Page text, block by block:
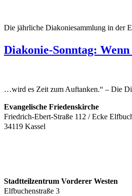
Die jährliche Diakoniesammlung in der
Diakonie-Sonntag:
…wird es Zeit zum Auftanken.“ – Die
Evangelische Friedenskirche
Friedrich-Ebert-Straße 112 / Ecke
34119 Kassel
Stadtteilzentrum Vorderer Westen
Elfbuchenstraße 3